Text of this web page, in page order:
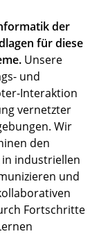
der
für diese
Unsere
und
Interaktion
vernetzter
Wir
den
in industriellen
und
Fortschritte